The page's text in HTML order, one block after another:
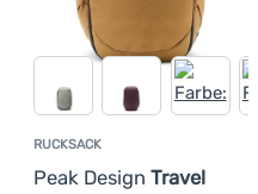
RUCKSACK
Peak Design Travel